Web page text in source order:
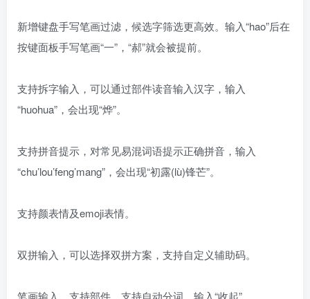
新增键盘手写笔画过滤，候选字筛选更高效。输入“hao”后在
按键面板手写笔画“一”，“郝”就会被提前。
支持拆字输入，可以通过部件读音输入汉字，输入
“huohua”，会出现“烨”。
支持拼音提示，对常见易混词语提示正确拼音，输入
“chu’lou’feng’mang”，会出现“初露(lù)锋芒”。
支持颜表情及emoji表情。
双拼输入，可以选择双拼方案，支持自定义辅助码。
笔画输入，支持部件，支持自动分词，输入“收起”。